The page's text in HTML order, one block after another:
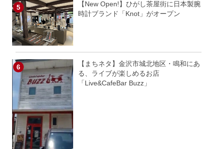
【New Open!】ひがし茶屋街に日本製腕
時計ブランド「Knot」がオープン
【まちネタ】金沢市城北地区・鳴和にあ
る、ライブが楽しめるお店
「Live&CafeBar Buzz」